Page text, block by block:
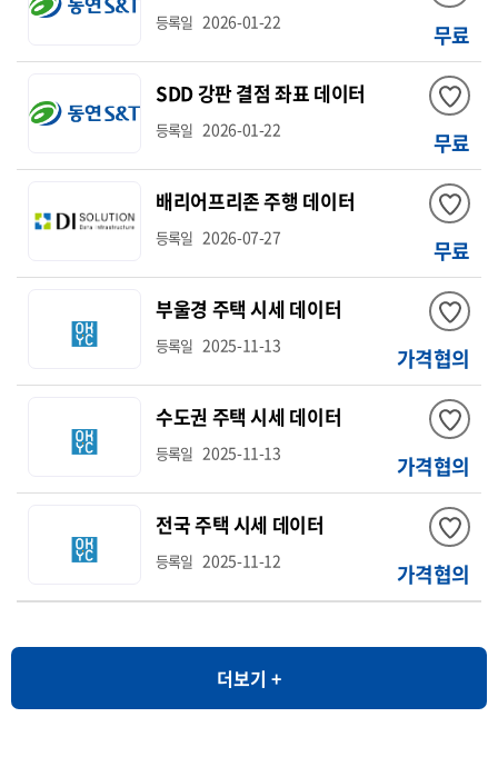
등록일 2026-01-22 무료
SDD 강판 결점 좌표 데이터
등록일 2026-01-22 무료
배리어프리존 주행 데이터
등록일 2026-07-27 무료
부울경 주택 시세 데이터
등록일 2025-11-13 가격협의
수도권 주택 시세 데이터
등록일 2025-11-13 가격협의
전국 주택 시세 데이터
등록일 2025-11-12 가격협의
더보기 +